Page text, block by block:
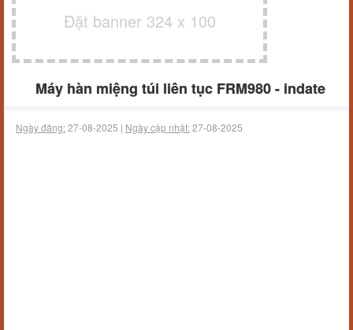
Đặt banner 324 x 100
Máy hàn miệng túi liên tục FRM980 - indate
Ngày đăng:27-08-2025 | Ngày cập nhật:27-08-2025